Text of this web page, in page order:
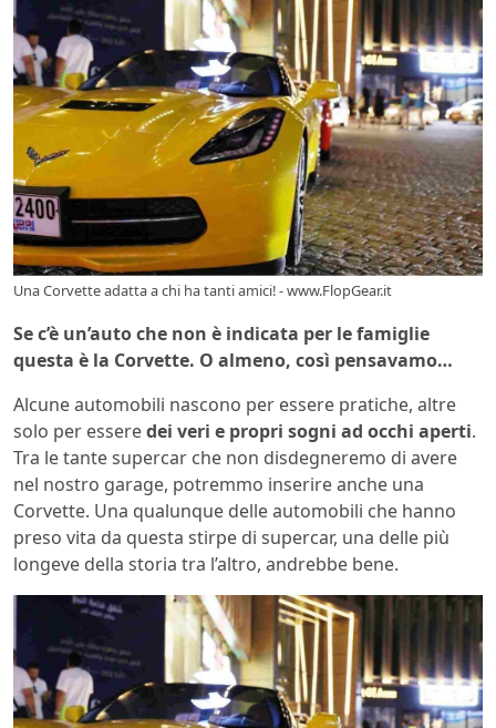
Una Corvette adatta a chi ha tanti amici! - www.FlopGear.it
Se c’è un’auto che non è indicata per le famiglie
questa è la Corvette. O almeno, così pensavamo…
Alcune automobili nascono per essere pratiche, altre
solo per esseredei veri e propri sogni ad occhi aperti.
Tra le tante supercar che non disdegneremo di avere
nel nostro garage, potremmo inserire anche una
Corvette. Una qualunque delle automobili che hanno
preso vita da questa stirpe di supercar, una delle più
longeve della storia tra l’altro, andrebbe bene.